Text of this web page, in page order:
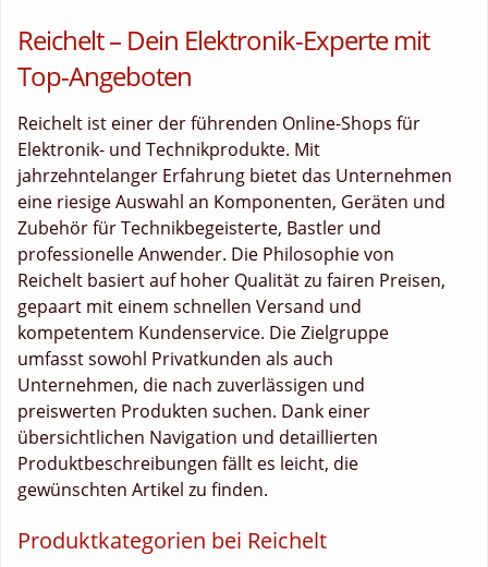
Reichelt – Dein Elektronik-Experte mit
Top-Angeboten
Reichelt ist einer der führenden Online-Shops für
Elektronik- und Technikprodukte. Mit
jahrzehntelanger Erfahrung bietet das Unternehmen
eine riesige Auswahl an Komponenten, Geräten und
Zubehör für Technikbegeisterte, Bastler und
professionelle Anwender. Die Philosophie von
Reichelt basiert auf hoher Qualität zu fairen Preisen,
gepaart mit einem schnellen Versand und
kompetentem Kundenservice. Die Zielgruppe
umfasst sowohl Privatkunden als auch
Unternehmen, die nach zuverlässigen und
preiswerten Produkten suchen. Dank einer
übersichtlichen Navigation und detaillierten
Produktbeschreibungen fällt es leicht, die
gewünschten Artikel zu finden.
Produktkategorien bei Reichelt